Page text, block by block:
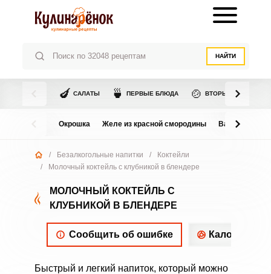
НАЙТИ
🍆 САЛАТЫ 🍵 ПЕРВЫЕ БЛЮДА 🍲 ВТОРЫЕ БЛЮДА
Окрошка Желе из красной смородины Варенье из
/ Безалкогольные напитки /
Коктейли
/
Молочный коктейль с клубникой в блендере
МОЛОЧНЫЙ КОКТЕЙЛЬ С
КЛУБНИКОЙ В БЛЕНДЕРЕ
Сообщить об ошибке
Быстрый и легкий напиток, который можно